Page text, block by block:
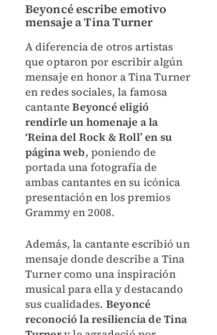
Beyoncé escribe emotivo
mensaje a Tina Turner
A diferencia de otros artistas
que optaron por escribir algún
mensaje en honor a Tina Turner
en redes sociales, la famosa
cantanteBeyoncé eligió
rendirle un homenaje a la
‘Reina del Rock & Roll’ en su
página web, poniendo de
portada una fotografía de
ambas cantantes en su icónica
presentación en los premios
Grammy en 2008.
Además, la cantante escribió un
mensaje donde describe a Tina
Turner como una inspiración
musical para ella y destacando
sus cualidades. Beyoncé
reconoció la resiliencia de Tina